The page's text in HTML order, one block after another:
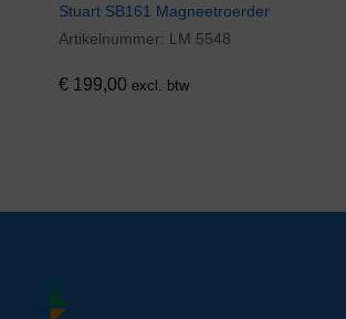
Stuart SB161 Magneetroerder
Artikelnummer: LM 5548
€ 199,00 excl. btw